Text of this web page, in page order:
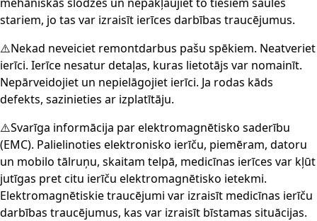
stariem, jo tas var izraisīt ierīces darbības traucējumus.
⚠️Nekad neveiciet remontdarbus pašu spēkiem. Neatveriet
ierīci. Ierīce nesatur detaļas, kuras lietotājs var nomainīt.
Nepārveidojiet un nepielāgojiet ierīci. Ja rodas kāds
defekts, sazinieties ar izplatītāju.
⚠️Svarīga informācija par elektromagnētisko saderību
(EMC). Palielinoties elektronisko ierīču, piemēram, datoru
un mobilo tālruņu, skaitam telpā, medicīnas ierīces var kļūt
jutīgas pret citu ierīču elektromagnētisko ietekmi.
Elektromagnētiskie traucējumi var izraisīt medicīnas ierīču
darbības traucējumus, kas var izraisīt bīstamas situācijas.